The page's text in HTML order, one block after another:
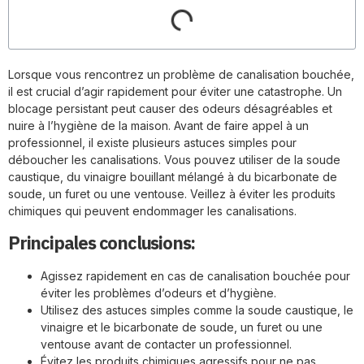
Lorsque vous rencontrez un problème de canalisation bouchée,
il est crucial d’agir rapidement pour éviter une catastrophe. Un
blocage persistant peut causer des odeurs désagréables et
nuire à l’hygiène de la maison. Avant de faire appel à un
professionnel, il existe plusieurs astuces simples pour
déboucher les canalisations. Vous pouvez utiliser de la soude
caustique, du vinaigre bouillant mélangé à du bicarbonate de
soude, un furet ou une ventouse. Veillez à éviter les produits
chimiques qui peuvent endommager les canalisations.
Principales conclusions:
Agissez rapidement en cas de canalisation bouchée pour
éviter les problèmes d’odeurs et d’hygiène.
Utilisez des astuces simples comme la soude caustique, le
vinaigre et le bicarbonate de soude, un furet ou une
ventouse avant de contacter un professionnel.
Évitez les produits chimiques agressifs pour ne pas